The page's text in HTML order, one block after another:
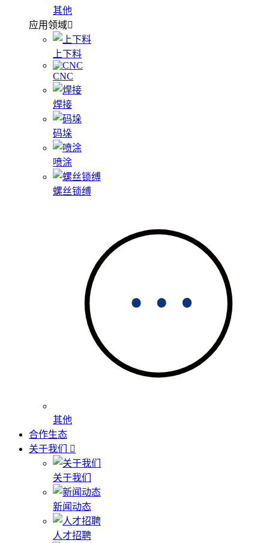
其他
应用领域
上下料
CNC
焊接
码垛
喷涂
螺丝锁缚
其他
合作生态
关于我们
关于我们
新闻动态
人才招聘